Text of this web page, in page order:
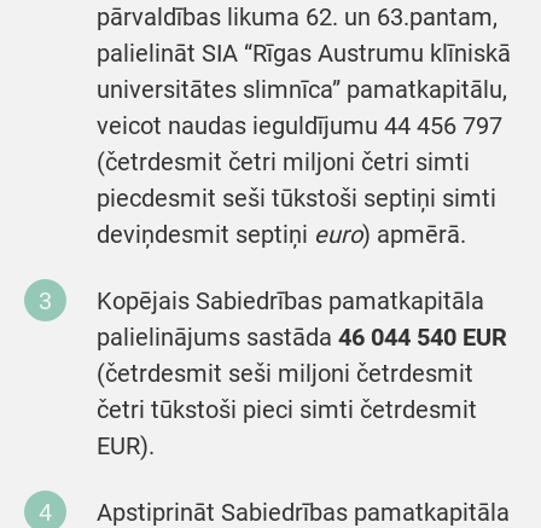
pārvaldības likuma 62. un 63.pantam,
palielināt SIA “Rīgas Austrumu klīniskā
universitātes slimnīca” pamatkapitālu,
veicot naudas ieguldījumu 44 456 797
(četrdesmit četri miljoni četri simti
piecdesmit seši tūkstoši septiņi simti
deviņdesmit septiņi euro) apmērā.
Kopējais Sabiedrības pamatkapitāla
palielinājums sastāda 46 044 540 EUR
(četrdesmit seši miljoni četrdesmit
četri tūkstoši pieci simti četrdesmit
EUR).
Apstiprināt Sabiedrības pamatkapitāla